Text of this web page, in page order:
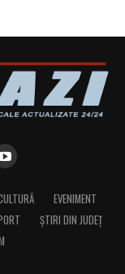
EVENIMENT
ȘTIRI DIN JUDEȚ